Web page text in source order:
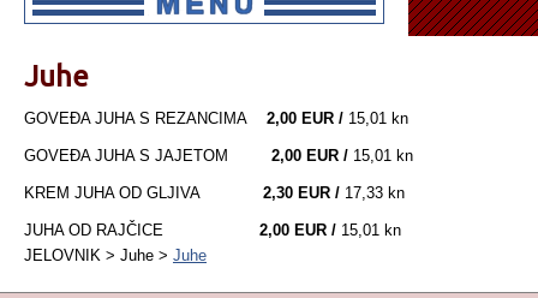
Juhe
GOVEĐA JUHA S REZANCIMA 2,00 EUR / 15,01 kn
GOVEĐA JUHA S JAJETOM 2,00 EUR / 15,01 kn
KREM JUHA OD GLJIVA 2,30 EUR / 17,33 kn
JUHA OD RAJČICE 2,00 EUR / 15,01 kn
JELOVNIK > Juhe > Juhe